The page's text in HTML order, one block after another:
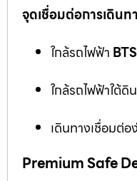
จุดเชื่อมต่อการเดิน
ใกล้รถไฟฟ้า
ใกล้รถไฟฟ้าใต้ดิน
เดินทางเชื่อมต่
Premium Safe